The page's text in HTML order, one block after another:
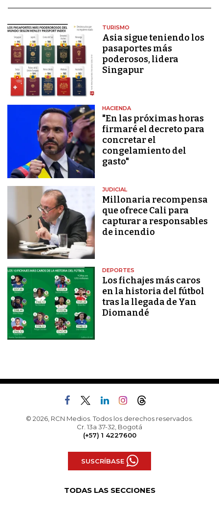
TURISMO
Asia sigue teniendo los
pasaportes más
poderosos, lidera
Singapur
HACIENDA
"En las próximas horas
firmaré el decreto para
concretar el
congelamiento del
gasto"
JUDICIAL
Millonaria recompensa
que ofrece Cali para
capturar a responsables
de incendio
DEPORTES
Los fichajes más caros
en la historia del fútbol
tras la llegada de Yan
Diomandé
© 2026, RCN Medios. Todos los derechos reservados.
Cr. 13a 37-32, Bogotá
(+57) 1 4227600
SUSCRÍBASE
TODAS LAS SECCIONES